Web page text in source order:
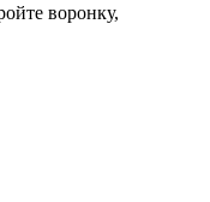
воронку,